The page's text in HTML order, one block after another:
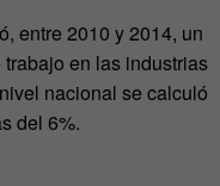
entre 2010 y 2014, un
en las industrias
nacional se calculó
del 6%.